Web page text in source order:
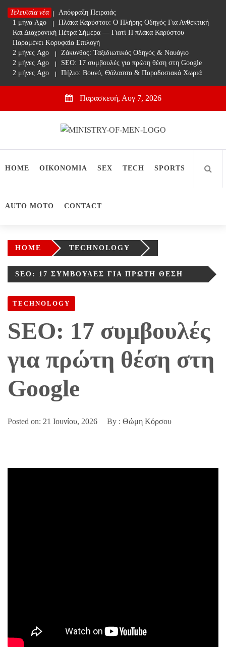
Skip
content
Τελευταία νέα
1 μήνα Ago
Απόφραξη Πειραιάς
1 μήνα Ago
Πλάκα Καρύστου: Ο Πλήρης Οδηγός Για Ανθεκτική
Και Διαχρονική Πέτρα Σήμερα — Γιατί Η πλάκα Καρύστου
Παραμένει Κορυφαία Επιλογή
2 μήνες Ago
Ζάκυνθος: Ταξιδιωτικός Οδηγός & Ναυάγιο
2 μήνες Ago
SEO: 17 συμβουλές για πρώτη θέση στη Google
2 μήνες Ago
Πήλιο: Βουνό, Θάλασσα & Παραδοσιακά Χωριά
Παρασκευή, Αυγ 7, 2026
Ministry Of Men
HOME ΟΙΚΟΝΟΜΙΑ SEX TECH SPORTS
AUTO MOTO CONTACT
HOME TECHNOLOGY
SEO: 17 ΣΥΜΒΟΥΛΈΣ ΓΙΑ ΠΡΏΤΗ ΘΈΣΗ
TECHNOLOGY
SEO: 17 συμβουλές
για πρώτη θέση στη
Google
Posted on: 21 Ιουνίου, 2026 By : Θώμη Κόρσου